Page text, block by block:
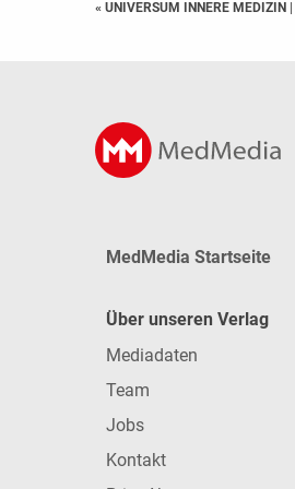
« UNIVERSUM INNERE MEDIZIN |
MedMedia Startseite
Über unseren Verlag
Mediadaten
Team
Jobs
Kontakt